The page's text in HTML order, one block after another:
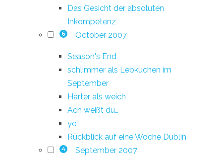
Das Gesicht der absoluten
Inkompetenz
6 October 2007
Season's End
schlimmer als Lebkuchen im
September
Härter als weich
Ach weißt du…
yo!
Rückblick auf eine Woche Dublin
4 September 2007